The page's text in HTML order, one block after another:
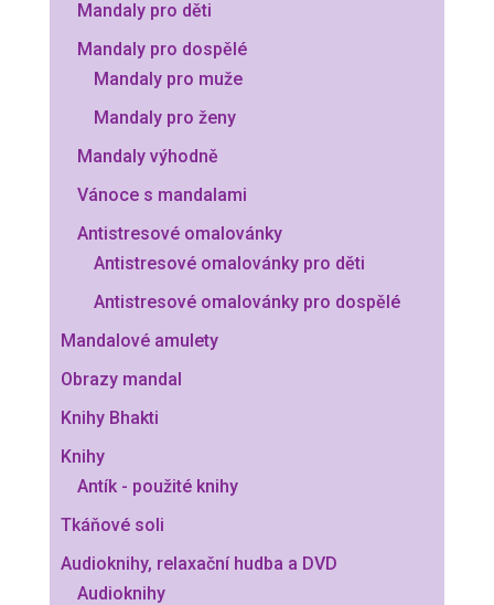
Mandaly pro děti
Mandaly pro dospělé
Mandaly pro muže
Mandaly pro ženy
Mandaly výhodně
Vánoce s mandalami
Antistresové omalovánky
Antistresové omalovánky pro děti
Antistresové omalovánky pro dospělé
Mandalové amulety
Obrazy mandal
Knihy Bhakti
Knihy
Antík - použité knihy
Tkáňové soli
Audioknihy, relaxační hudba a DVD
Audioknihy